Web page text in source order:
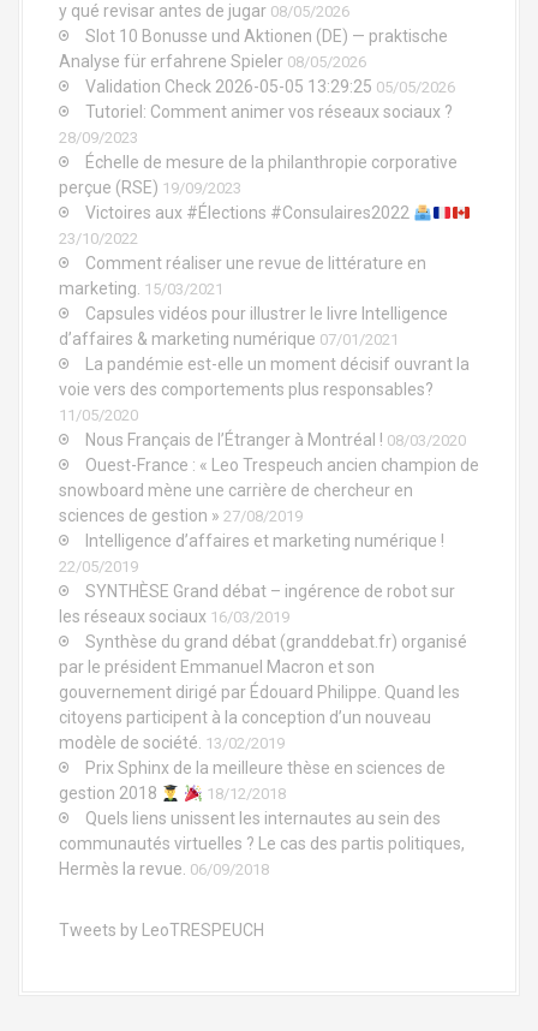
y qué revisar antes de jugar 08/05/2026
Slot 10 Bonusse und Aktionen (DE) — praktische
Analyse für erfahrene Spieler 08/05/2026
Validation Check 2026-05-05 13:29:25 05/05/2026
Tutoriel: Comment animer vos réseaux sociaux ?
28/09/2023
Échelle de mesure de la philanthropie corporative
perçue (RSE) 19/09/2023
Victoires aux #Élections #Consulaires2022
23/10/2022
Comment réaliser une revue de littérature en
marketing. 15/03/2021
Capsules vidéos pour illustrer le livre Intelligence
d’affaires & marketing numérique 07/01/2021
La pandémie est-elle un moment décisif ouvrant la
voie vers des comportements plus responsables?
11/05/2020
Nous Français de l’Étranger à Montréal ! 08/03/2020
Ouest-France : « Leo Trespeuch ancien champion de
snowboard mène une carrière de chercheur en
sciences de gestion » 27/08/2019
Intelligence d’affaires et marketing numérique !
22/05/2019
SYNTHÈSE Grand débat – ingérence de robot sur
les réseaux sociaux 16/03/2019
Synthèse du grand débat (granddebat.fr) organisé
par le président Emmanuel Macron et son
gouvernement dirigé par Édouard Philippe. Quand les
citoyens participent à la conception d’un nouveau
modèle de société. 13/02/2019
Prix Sphinx de la meilleure thèse en sciences de
gestion 2018
18/12/2018
Quels liens unissent les internautes au sein des
communautés virtuelles ? Le cas des partis politiques,
Hermès la revue. 06/09/2018
Tweets by LeoTRESPEUCH